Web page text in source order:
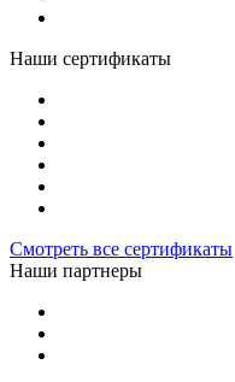
Наши сертификаты
Смотреть все сертификаты
Наши партнеры